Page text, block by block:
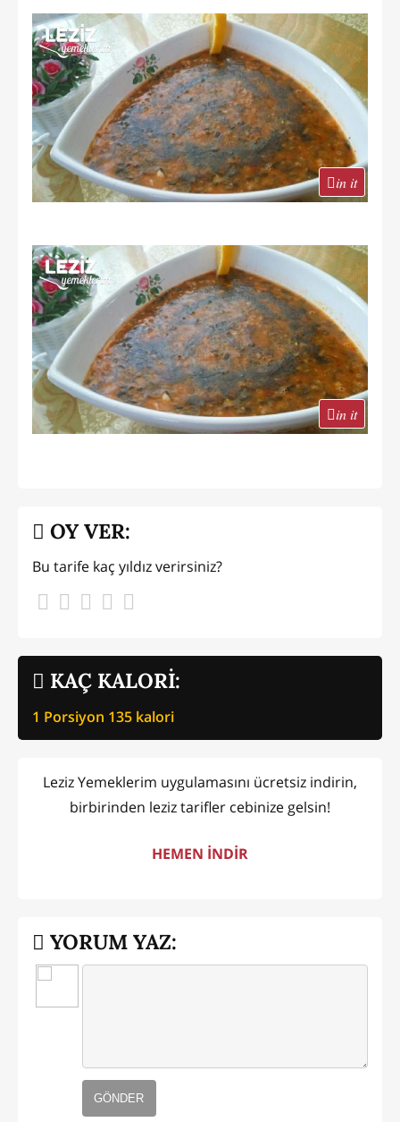
in it
in it
KAÇ KALORİ:
1 Porsiyon 135 kalori
OY VER:
Bu tarife kaç yıldız verirsiniz?
Leziz Yemeklerim uygulamasını ücretsiz indirin,
birbirinden leziz tarifler cebinize gelsin!
HEMEN İNDİR
YORUM YAZ:
GÖNDER